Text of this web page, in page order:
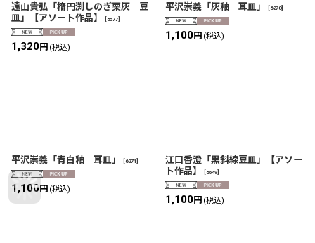
遠山貴弘「楕円渕しのぎ栗灰 豆
皿」【アソート作品】
6577
1,320円 (税込)
平沢崇義「灰釉 耳皿」 6270]
1,100円 (税込)
平沢崇義「青白釉 耳皿」 6271
1,100円 (税込)
江口香澄「黒斜線豆皿」【アソー
ト作品】
6549
1,100円 (税込)